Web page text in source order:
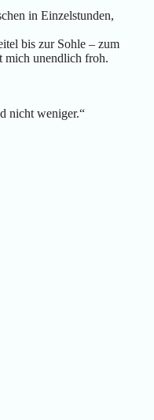
in Einzelstunden,
bis zur Sohle – zum
mich unendlich froh.
nicht weniger.“